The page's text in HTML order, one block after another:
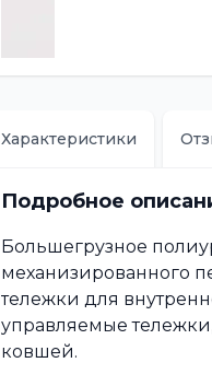
Характеристики
Подробное
Большегрузное
механизированного
тележки для
управляемые
ковшей.